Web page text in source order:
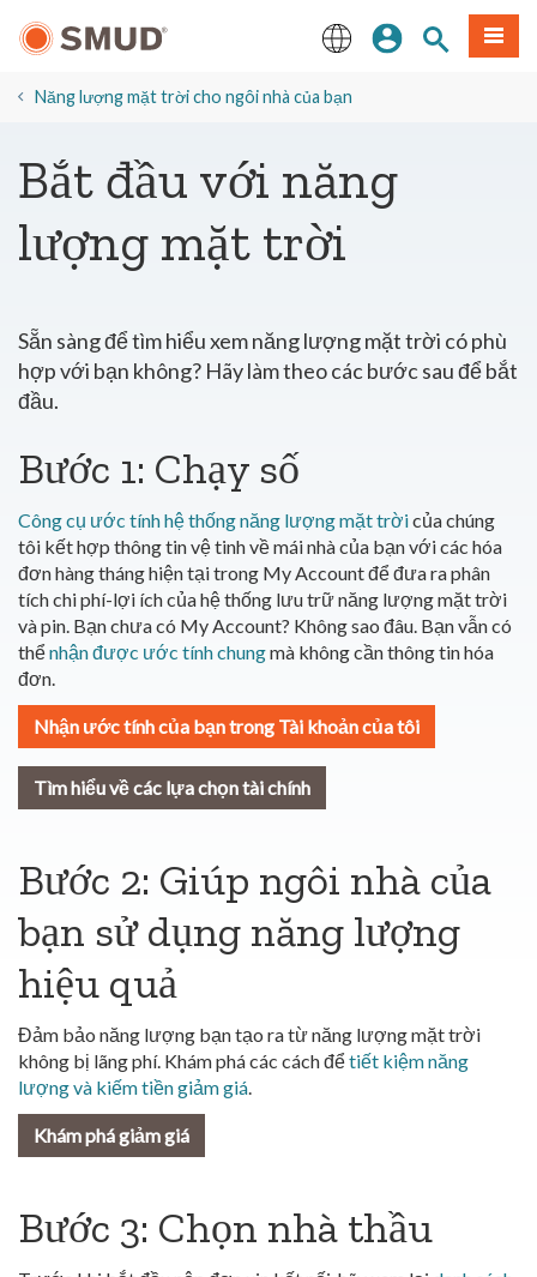
đến
dung
Đăng nhập
Tìm trangThực
​Năng lượng mặt trời cho ngôi nhà của bạn
Bắt đầu với năng
lượng mặt trời
Sẵn sàng để tìm hiểu xem năng lượng mặt trời có phù
hợp với bạn không? Hãy làm theo các bước sau để bắt
đầu.
Bước 1: Chạy số
Công cụ ước tính hệ thống năng lượng mặt trờicủa chúng
tôi kết hợp thông tin vệ tinh về mái nhà của bạn với các hóa
đơn hàng tháng hiện tại trong My Account để đưa ra phân
tích chi phí-lợi ích của hệ thống lưu trữ năng lượng mặt trời
và pin. Bạn chưa có My Account? Không sao đâu. Bạn vẫn có
thểnhận được ước tính chungmà không cần thông tin hóa
đơn.
Nhận ước tính của bạn trong Tài khoản của tôi
Tìm hiểu về các lựa chọn tài chính
Bước 2: Giúp ngôi nhà của
bạn sử dụng năng lượng
hiệu quả
Đảm bảo năng lượng bạn tạo ra từ năng lượng mặt trời
không bị lãng phí. Khám phá các cách đểtiết kiệm năng
lượng và kiếm tiền giảm giá.
Khám phá giảm giá
Bước 3: Chọn nhà thầu